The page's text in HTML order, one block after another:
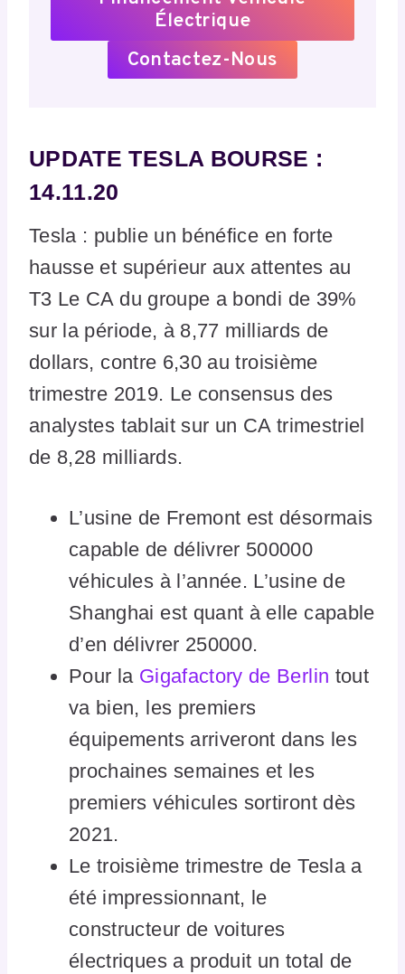
Électrique
Contactez-Nous
UPDATE TESLA BOURSE :
14.11.20
Tesla : publie un bénéfice en forte
hausse et supérieur aux attentes au
T3 Le CA du groupe a bondi de 39%
sur la période, à 8,77 milliards de
dollars, contre 6,30 au troisième
trimestre 2019. Le consensus des
analystes tablait sur un CA trimestriel
de 8,28 milliards.
L’usine de Fremont est désormais
capable de délivrer 500000
véhicules à l’année. L’usine de
Shanghai est quant à elle capable
d’en délivrer 250000.
Pour la Gigafactory de Berlin tout
va bien, les premiers
équipements arriveront dans les
prochaines semaines et les
premiers véhicules sortiront dès
2021.
Le troisième trimestre de Tesla a
été impressionnant, le
constructeur de voitures
électriques a produit un total de